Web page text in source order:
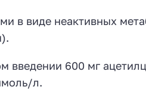
в виде неактивных
введении 600 мг
л.